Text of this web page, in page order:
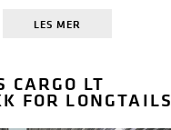
LES MER
CARGO LT
FOR LONGTAILS